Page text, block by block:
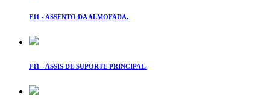
F11 - ASSENTO DA ALMOFADA.
F11 - ASSIS DE SUPORTE PRINCIPAL.